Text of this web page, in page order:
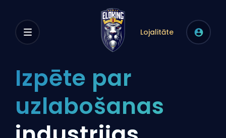
Lojalitāte
Izpēte par
uzlabošanas